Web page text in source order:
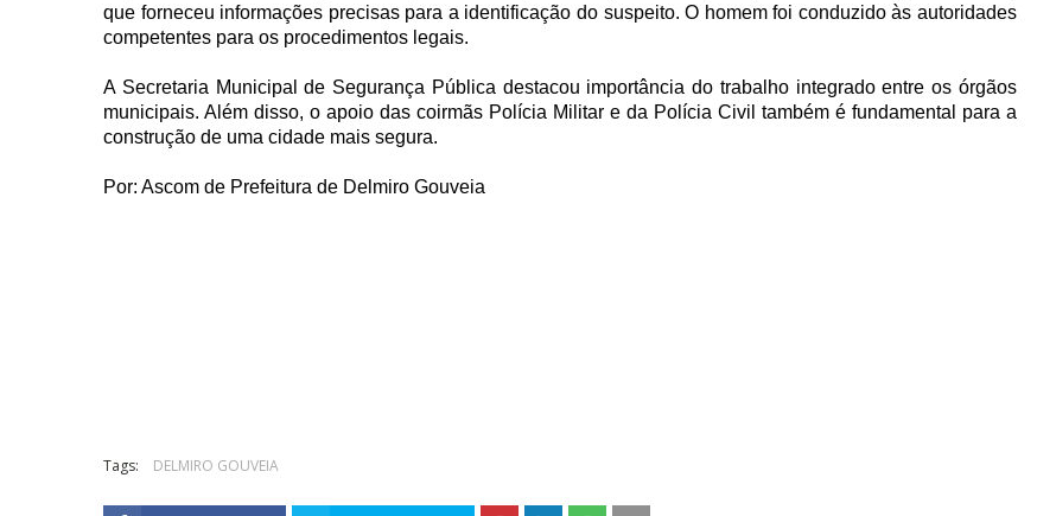
que forneceu informações precisas para a identificação do suspeito. O homem foi conduzido às autoridades
competentes para os procedimentos legais.
A Secretaria Municipal de Segurança Pública destacou importância do trabalho integrado entre os órgãos
municipais. Além disso, o apoio das coirmãs Polícia Militar e da Polícia Civil também é fundamental para a
construção de uma cidade mais segura.
Por: Ascom de Prefeitura de Delmiro Gouveia
Tags: DELMIRO GOUVEIA